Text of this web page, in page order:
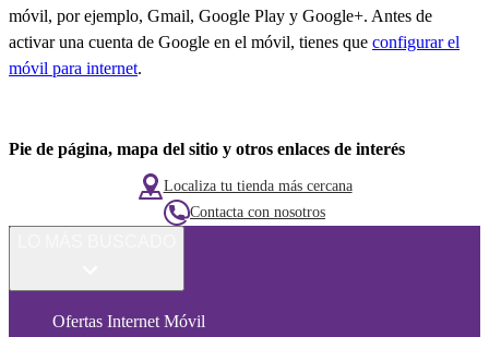
móvil, por ejemplo, Gmail, Google Play y Google+. Antes de
activar una cuenta de Google en el móvil, tienes que configurar el
móvil para internet.
Pie de página, mapa del sitio y otros enlaces de interés
Localiza tu tienda más cercana
Contacta con nosotros
Ofertas Internet Móvil